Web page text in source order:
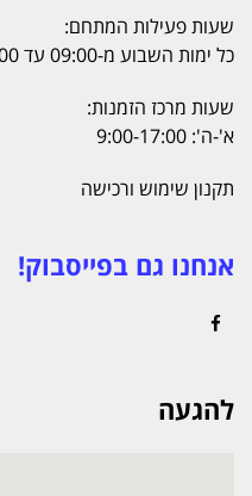
שעות פעילות המתחם:
כל ימות השבוע מ-09:00 עד 23:00
שעות מרכז הזמנות:
א'-ה': 9:00-17:00
תקנון שימוש ורכישה
אנחנו גם בפייסבוק!
להגעה